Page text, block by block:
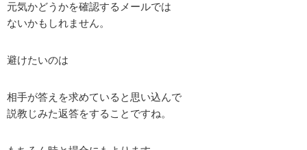
元気かどうかを確認するメールでは
ないかもしれません。
避けたいのは
相手が答えを求めていると思い込んで
説教じみた返答をすることですね。